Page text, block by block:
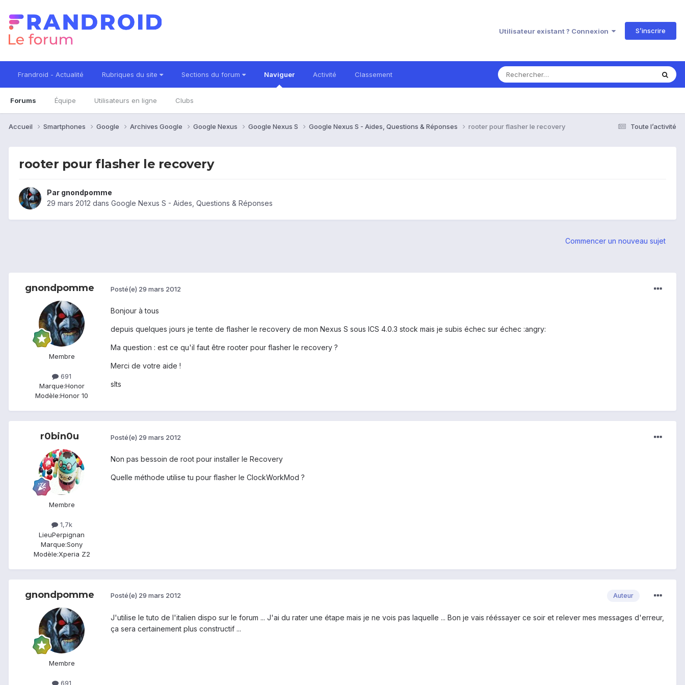
Utilisateur existant ? Connexion S’inscrire
Frandroid - Actualité Rubriques du site Sections du forum Naviguer
Forums Équipe Utilisateurs en ligne Clubs
Activité Classement
Toute l’activité
Accueil Smartphones Google Archives Google Google Nexus Google Nexus S Google Nexus S - Aides, Questions & Réponses rooter pour flasher le recovery
rooter pour flasher le recovery
Par gnondpomme
29 mars 2012 dans Google Nexus S - Aides, Questions & Réponses
Commencer un nouveau sujet
gnondpomme
Membre
691
Marque:Honor
Modèle:Honor 10
Posté(e) 29 mars 2012
Bonjour à tous
depuis quelques jours je tente de flasher le recovery de mon Nexus S sous ICS 4.0.3 stock mais je subis échec sur échec :angry:
Ma question : est ce qu'il faut être rooter pour flasher le recovery ?
Merci de votre aide !
slts
r0bin0u
Membre
1,7k
LieuPerpignan
Marque:Sony
Modèle:Xperia Z2
Posté(e) 29 mars 2012
Non pas bessoin de root pour installer le Recovery
Quelle méthode utilise tu pour flasher le ClockWorkMod ?
gnondpomme
Membre
691
Auteur
Posté(e) 29 mars 2012
J'utilise le tuto de l'italien dispo sur le forum ... J'ai du rater une étape mais je ne vois pas laquelle ... Bon je vais rééssayer ce soir et relever mes messages d'erreur,
ça sera certainement plus constructif ...